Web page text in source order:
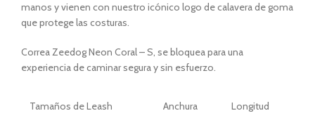
manos y vienen con nuestro icónico logo de calavera de goma
que protege las costuras.
Correa Zeedog Neon Coral – S, se bloquea para una
experiencia de caminar segura y sin esfuerzo.
Tamaños de Leash Anchura Longitud